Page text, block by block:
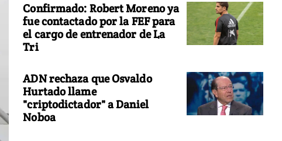
Confirmado: Robert Moreno ya
fue contactado por la FEF para
el cargo de entrenador de La
Tri
ADN rechaza que Osvaldo
Hurtado llame
"criptodictador" a Daniel
Noboa